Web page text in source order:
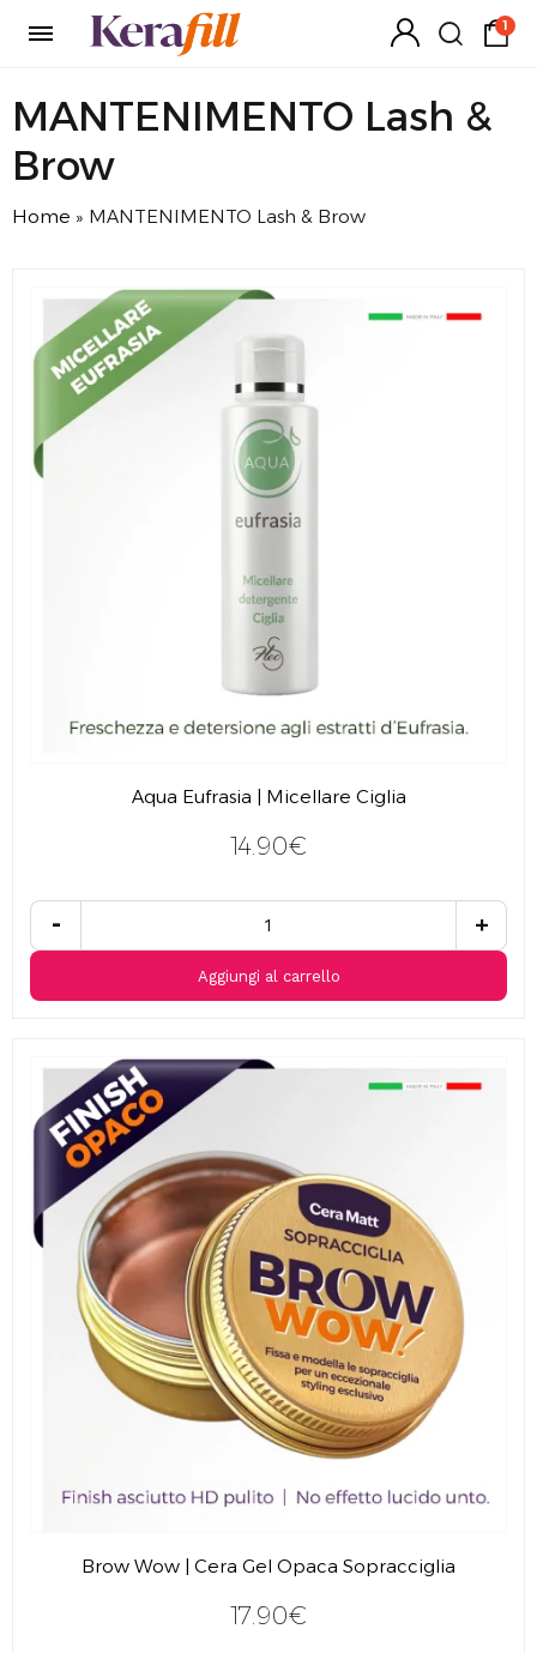
1
MANTENIMENTO Lash &
Brow
Home » MANTENIMENTO Lash & Brow
Aqua Eufrasia | Micellare Ciglia
14.90€
- +
Aggiungi al carrello
Brow Wow | Cera Gel Opaca Sopracciglia
17.90€